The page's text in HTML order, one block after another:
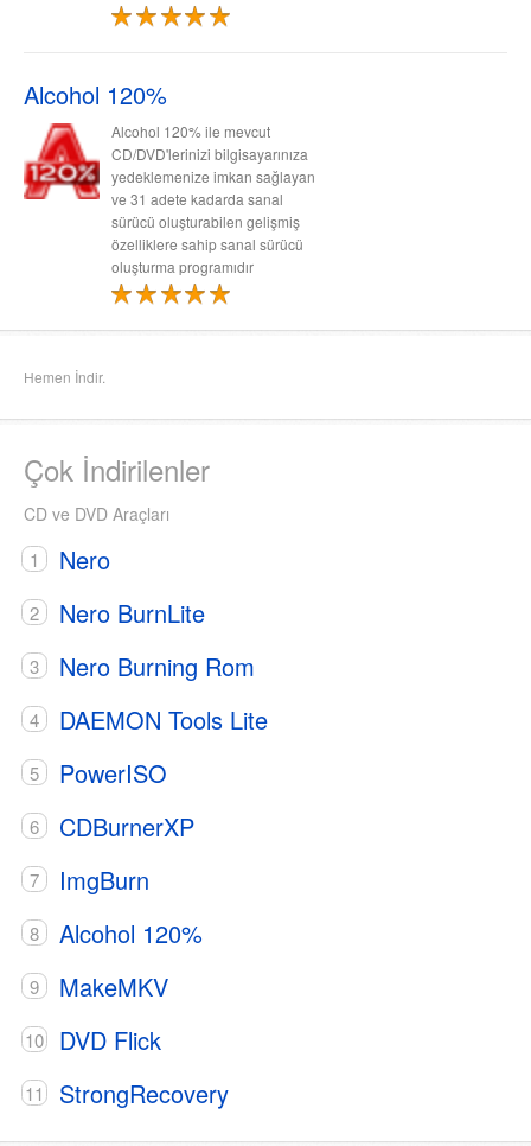
Alcohol 120%
Alcohol 120% ile mevcut
CD/DVD'lerinizi bilgisayarınıza
yedeklemenize imkan sağlayan
ve 31 adete kadarda sanal
sürücü oluşturabilen gelişmiş
özelliklere sahip sanal sürücü
oluşturma programıdır
Hemen İndir.
Çok İndirilenler
CD ve DVD Araçları
Nero
Nero BurnLite
Nero Burning Rom
DAEMON Tools Lite
PowerISO
CDBurnerXP
ImgBurn
Alcohol 120%
MakeMKV
DVD Flick
StrongRecovery